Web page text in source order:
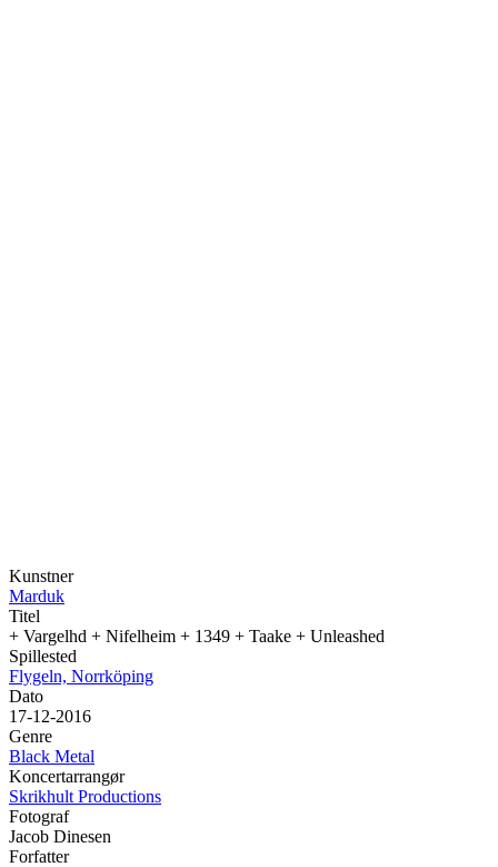
Kunstner
Marduk
Titel
+ Vargelhd + Nifelheim + 1349 + Taake + Unleashed
Spillested
Flygeln, Norrköping
Dato
17-12-2016
Genre
Black Metal
Koncertarrangør
Skrikhult Productions
Fotograf
Jacob Dinesen
Forfatter